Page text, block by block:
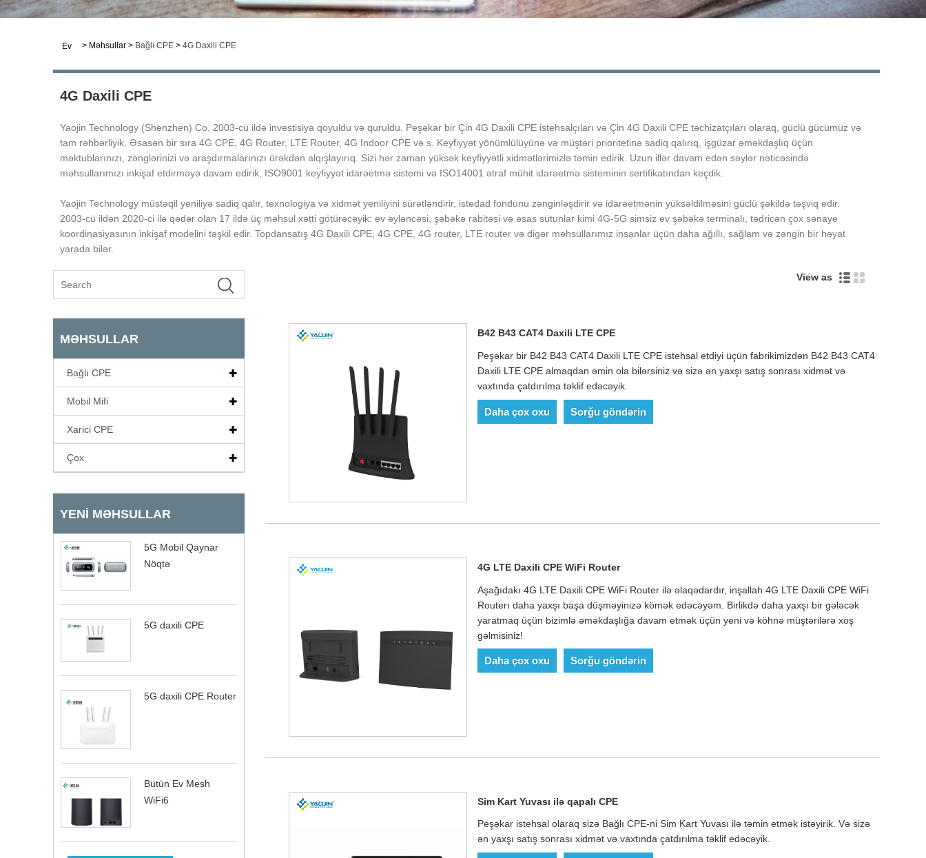
Ev > Məhsullar > Bağlı CPE > 4G Daxili CPE
4G Daxili CPE
Yaojin Technology (Shenzhen) Co, 2003-cü ildə investisiya qoyuldu və quruldu. Peşəkar bir Çin 4G Daxili CPE istehsalçıları və Çin 4G Daxili CPE təchizatçıları olaraq, güclü gücümüz və
tam rəhbərliyik. Əsasən bir sıra 4G CPE, 4G Router, LTE Router, 4G Indoor CPE və s. Keyfiyyət yönümlülüyünə və müştəri prioritetinə sadiq qalırıq, işgüzar əməkdaşlıq üçün
məktublarınızı, zənglərinizi və araşdırmalarınızı ürəkdən alqışlayırıq. Sizi hər zaman yüksək keyfiyyətli xidmətlərimizlə təmin edirik. Uzun illər davam edən səylər nəticəsində
məhsullarımızı inkişaf etdirməyə davam edirik, ISO9001 keyfiyyət idarəetmə sistemi və ISO14001 ətraf mühit idarəetmə sisteminin sertifikatından keçdik.
Yaojin Technology müstəqil yeniliyə sadiq qalır, texnologiya və xidmət yeniliyini sürətləndirir, istedad fondunu zənginləşdirir və idarəetmənin yüksəldilməsini güclü şəkildə təşviq edir.
2003-cü ildən 2020-ci ilə qədər olan 17 ildə üç məhsul xətti götürəcəyik: ev əyləncəsi, şəbəkə rabitəsi və əsas sütunlar kimi 4G-5G simsiz ev şəbəkə terminalı, tədricən çox sənaye
koordinasiyasının inkişaf modelini təşkil edir. Topdansatış 4G Daxili CPE, 4G CPE, 4G router, LTE router və digər məhsullarımız insanlar üçün daha ağıllı, sağlam və zəngin bir həyat
yarada bilər.
MƏHSULLAR
Bağlı CPE
Mobil Mifi
Xarici CPE
Çox
YENI MƏHSULLAR
5G Mobil Qaynar
Nöqtə
5G daxili CPE
5G daxili CPE Router
Bütün Ev Mesh
WiFi6
View as
B42 B43 CAT4 Daxili LTE CPE
Peşəkar bir B42 B43 CAT4 Daxili LTE CPE istehsal etdiyi üçün fabrikimizdən B42 B43 CAT4
Daxili LTE CPE almaqdan əmin ola bilərsiniz və sizə ən yaxşı satış sonrası xidmət və
vaxtında çatdırılma təklif edəcəyik.
Daha çox oxu Sorğu göndərin
4G LTE Daxili CPE WiFi Router
Aşağıdakı 4G LTE Daxili CPE WiFi Router ilə əlaqədardır, inşallah 4G LTE Daxili CPE WiFi
Routerı daha yaxşı başa düşməyinizə kömək edəcəyəm. Birlikdə daha yaxşı bir gələcək
yaratmaq üçün bizimlə əməkdaşlığa davam etmək üçün yeni və köhnə müştərilərə xoş
gəlmisiniz!
Daha çox oxu Sorğu göndərin
Sim Kart Yuvası ilə qapalı CPE
Peşəkar istehsal olaraq sizə Bağlı CPE-ni Sim Kart Yuvası ilə təmin etmək istəyirik. Və sizə
ən yaxşı satış sonrası xidmət və vaxtında çatdırılma təklif edəcəyik.